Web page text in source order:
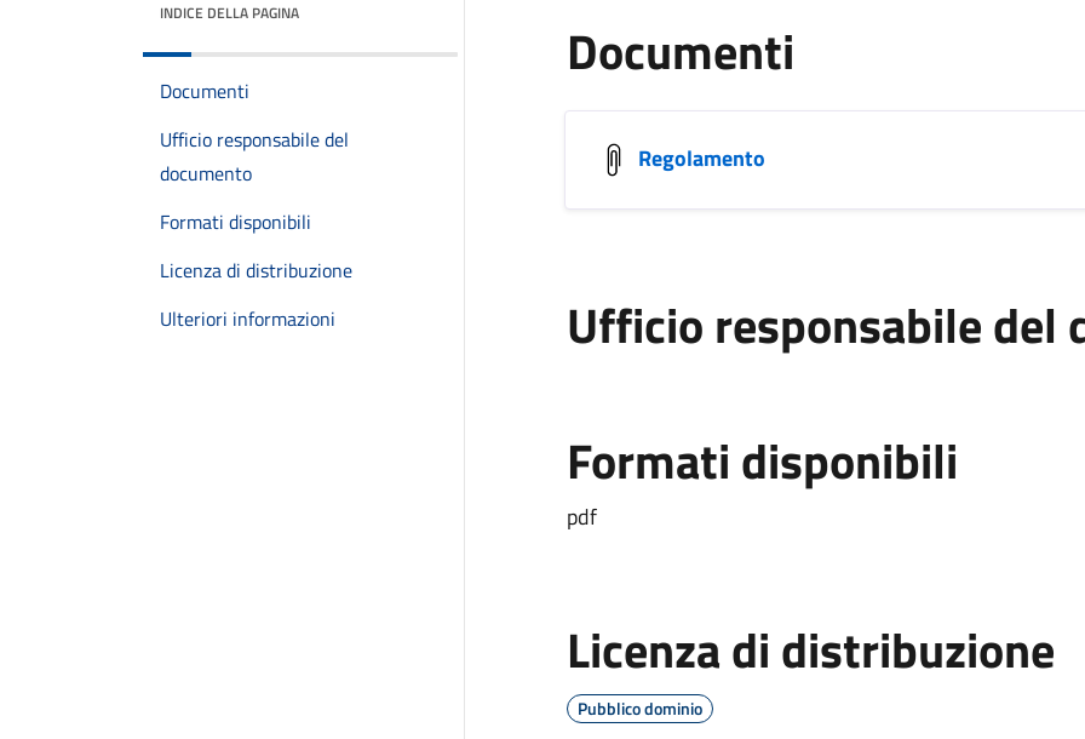
INDICE DELLA PAGINA
Documenti
Ufficio responsabile del
documento
Formati disponibili
Licenza di distribuzione
Ulteriori informazioni
Documenti
Regolamento
Ufficio responsabile del
Formati disponibili
pdf
Licenza di distribuzione
Pubblico dominio